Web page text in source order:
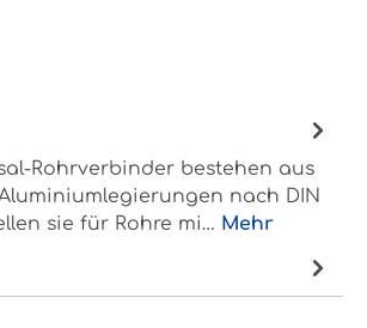
Rohrverbinder bestehen aus
nach DIN
sie für Rohre mi… Mehr